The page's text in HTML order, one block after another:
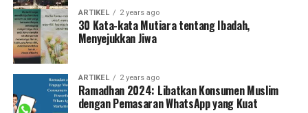
ARTIKEL 2 years ago
30 Kata-kata Mutiara tentang Ibadah,
Menyejukkan Jiwa
ARTIKEL 2 years ago
Ramadhan 2024: Libatkan Konsumen Muslim
dengan Pemasaran WhatsApp yang Kuat